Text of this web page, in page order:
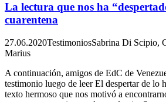
La lectura que nos ha
cuarentena
27.06.2020TestimoniosSabrina Di Scipio,
Marius
A continuación, amigos de EdC de
testimonio luego de leer El despertar de lo
texto hermoso que nos motivó a